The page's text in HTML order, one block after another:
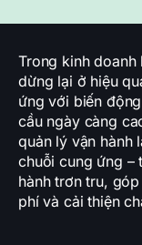
Trong kinh doanh
dừng lại ở hiệu
ứng với biến
cầu ngày càng
quản lý vận hành
chuỗi cung ứng –
hành trơn tru,
phí và cải thiện